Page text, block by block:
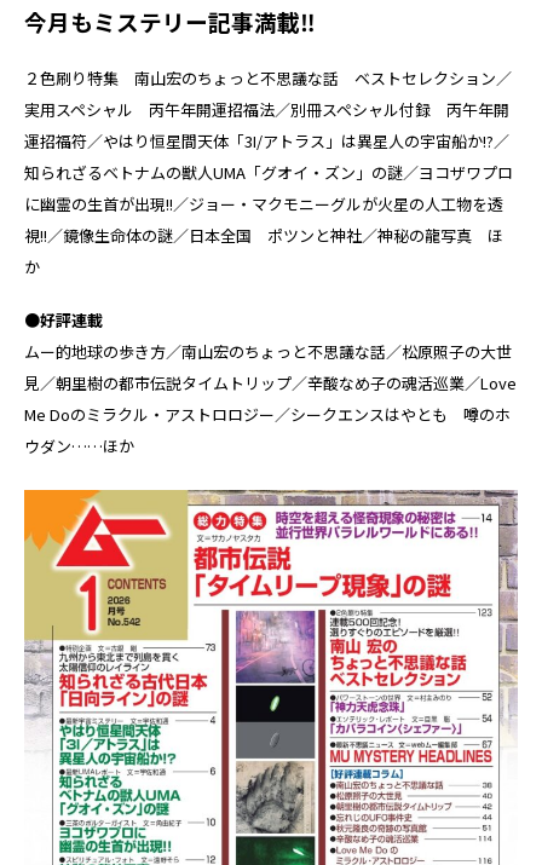
今月もミステリー記事満載‼
２色刷り特集 南山宏のちょっと不思議な話 ベストセレクション／
実用スペシャル 丙午年開運招福法／別冊スペシャル付録 丙午年開
運招福符／やはり恒星間天体「3I/アトラス」は異星人の宇宙船か!?／
知られざるベトナムの獣人UMA「グオイ・ズン」の謎／ヨコザワプロ
に幽霊の生首が出現!!／ジョー・マクモニーグルが火星の人工物を透
視!!／鏡像生命体の謎／日本全国 ポツンと神社／神秘の龍写真 ほ
か
●好評連載
ムー的地球の歩き方／南山宏のちょっと不思議な話／松原照子の大世
見／朝里樹の都市伝説タイムトリップ／辛酸なめ子の魂活巡業／Love
Me Doのミラクル・アストロロジー／シークエンスはやとも 噂のホ
ウダン……ほか